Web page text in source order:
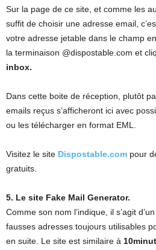
Sur la page de ce site, et comme les
suffit de choisir une adresse email,
votre adresse jetable dans le champ
la terminaison @dispostable.com et
inbox.
Dans cette boite de réception, plutôt
emails reçus s’afficheront ici avec
ou les télécharger en format EML.
Visitez le site Dispostable.com pour
gratuits.
5. Le site Fake Mail Generator.
Comme son nom l’indique, il s’agit
fausses adresses toujours utilisables
en suite. Le site est similaire à